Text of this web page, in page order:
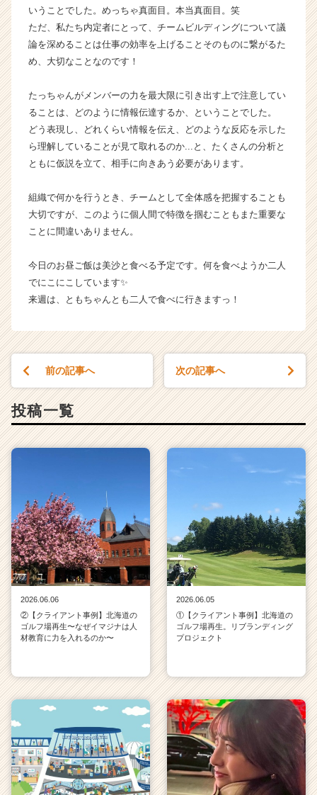
が
く
就
活
イ
ト
チ
キ
ャ
ア
（C
h
r
C
a
e
いうことでした。めっちゃ真面目。本当真面目。笑
ただ、私たち内定者にとって、チームビルディングについて議
論を深めることは仕事の効率を上げることそのものに繋がるた
め、大切なことなのです！
たっちゃんがメンバーの力を最大限に引き出す上で注意してい
ることは、どのように情報伝達するか、ということでした。
どう表現し、どれくらい情報を伝え、どのような反応を示した
ら理解していることが見て取れるのか...と、たくさんの分析と
ともに仮説を立て、相手に向きあう必要があります。
組織で何かを行うとき、チームとして全体感を把握することも
大切ですが、このように個人間で特徴を掴むこともまた重要な
ことに間違いありません。
今日のお昼ご飯は美沙と食べる予定です。何を食べようか二人
でにこにこしています✨
来週は、ともちゃんとも二人で食べに行きますっ！
前の記事へ 次の記事へ
投稿一覧
2026.06.06
②【クライアント事例】北海道の
ゴルフ場再生〜なぜイマジナは人
材教育に力を入れるのか〜
2026.06.05
①【クライアント事例】北海道の
ゴルフ場再生。リブランディング
プロジェクト